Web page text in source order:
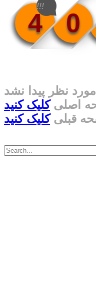
4 0
!!!
نظر پیدا نشد
اصلیکلیک کنید
قبلیکلیک کنید